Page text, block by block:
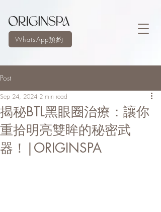
WhatsApp預約
Post
揭秘BTL黑眼圈治療：讓你
重拾明亮雙眸的秘密武
器！|ORIGINSPA
Sep 24, 2024 2 min read